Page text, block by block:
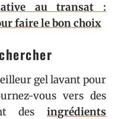
au transat :
faire le bon choix
gel lavant pour
vous vers des
des ingrédients